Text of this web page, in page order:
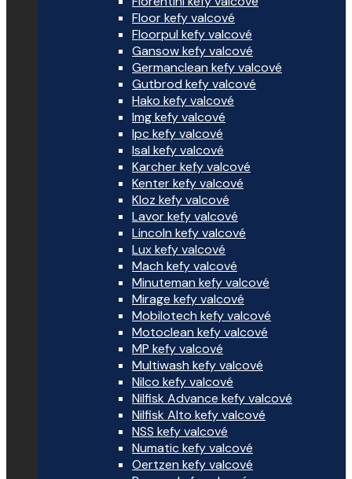
Floor kefy valcové
Floorpul kefy valcové
Gansow kefy valcové
Germanclean kefy valcové
Gutbrod kefy valcové
Hako kefy valcové
Img kefy valcové
Ipc kefy valcové
Isal kefy valcové
Karcher kefy valcové
Kenter kefy valcové
Kloz kefy valcové
Lavor kefy valcové
Lincoln kefy valcové
Lux kefy valcové
Mach kefy valcové
Minuteman kefy valcové
Mirage kefy valcové
Mobilotech kefy valcové
Motoclean kefy valcové
MP kefy valcové
Multiwash kefy valcové
Nilco kefy valcové
Nilfisk Advance kefy valcové
Nilfisk Alto kefy valcové
NSS kefy valcové
Numatic kefy valcové
Oertzen kefy valcové